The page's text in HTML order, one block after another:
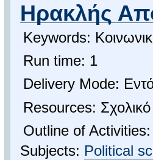
Ηρακλής
Keywords:
Run time: 1
Delivery Mode:
Resources: Σχολικό
Outline of Activities:
Subjects: Political